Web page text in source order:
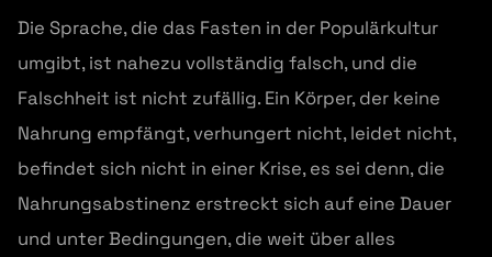
Die Sprache, die das Fasten in der Populärkultur
umgibt, ist nahezu vollständig falsch, und die
Falschheit ist nicht zufällig. Ein Körper, der keine
Nahrung empfängt, verhungert nicht, leidet nicht,
befindet sich nicht in einer Krise, es sei denn, die
Nahrungsabstinenz erstreckt sich auf eine Dauer
und unter Bedingungen, die weit über alles